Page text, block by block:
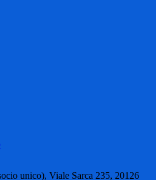
unico), Viale Sarca 235, 20126